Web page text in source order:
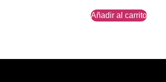
Añadir al carrito